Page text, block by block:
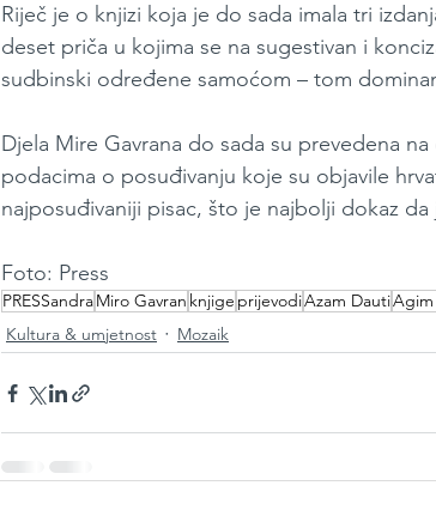
Riječ je o knjizi koja je do sada imala tri
deset priča u kojima se na sugestivan i
sudbinski određene samoćom – tom
Djela Mire Gavrana do sada su prevedena
podacima o posuđivanju koje su objavile
najposuđivaniji pisac, što je najbolji dokaz
Foto: Press
PRESSandraMiro Gavran knjige prijevodiAzam Dauti
Kultura & umjetnost
Mozaik